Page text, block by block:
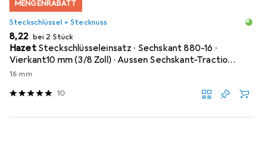
MENGENRABATT
Steckschlüssel + Stecknuss
EUR
8,22 bei 2 Stück
Hazet Steckschlüsseleinsatz ∙ Sechskant 880-16 ∙
Vierkant10 mm (3/8 Zoll) ∙ Aussen Sechskant-Tractio…
16 mm
10